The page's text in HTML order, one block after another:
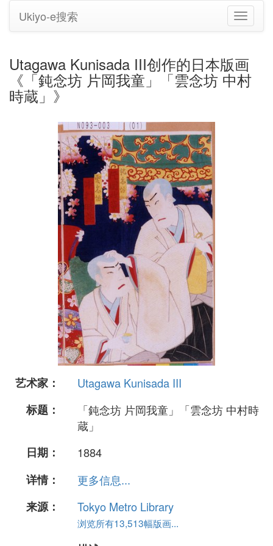
切
换
Ukiyo-e搜索
Utagawa Kunisada III创作的日本版画
《「鈍念坊 片岡我童」「雲念坊 中村
時蔵」》
艺术家：
Utagawa Kunisada III
标题：
「鈍念坊 片岡我童」「雲念坊 中村時
蔵」
日期：
1884
详情：
更多信息...
来源：
Tokyo Metro Library
浏览所有13,513幅版画...